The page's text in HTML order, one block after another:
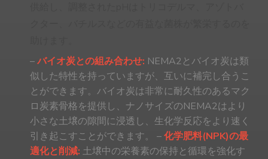
–バイオ炭との組み合わせ: NEMA2とバイオ炭は類
似した特性を持っていますが、互いに補完し合うこ
とができます。バイオ炭は非常に耐久性のあるマク
ロ炭素骨格を提供し、ナノサイズのNEMA2はより
小さな土壌の隙間に浸透し、生化学反応をより速く
引き起こすことができます。 –化学肥料(NPK)の最
適化と削減: 土壌中の栄養素の保持と循環を強化す